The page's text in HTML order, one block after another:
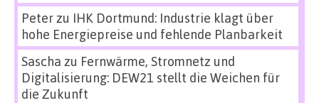
Peterzu IHK Dortmund: Industrie klagt über
hohe Energiepreise und fehlende Planbarkeit
Sascha zu Fernwärme, Stromnetz und
Digitalisierung: DEW21 stellt die Weichen für
die Zukunft